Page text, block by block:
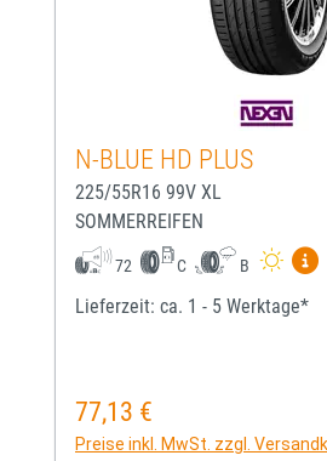
N-BLUE HD PLUS
225/55R16 99V XL
SOMMERREIFEN
72 C B
Lieferzeit: ca. 1 - 5 Werktage*
Regulärer Preis:
77,13 €
Preise inkl. MwSt. zzgl.